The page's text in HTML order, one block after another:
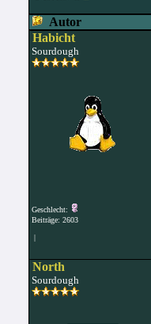
Autor
Habicht
Sourdough
Geschlecht:
Beiträge: 2603
|
North
Sourdough